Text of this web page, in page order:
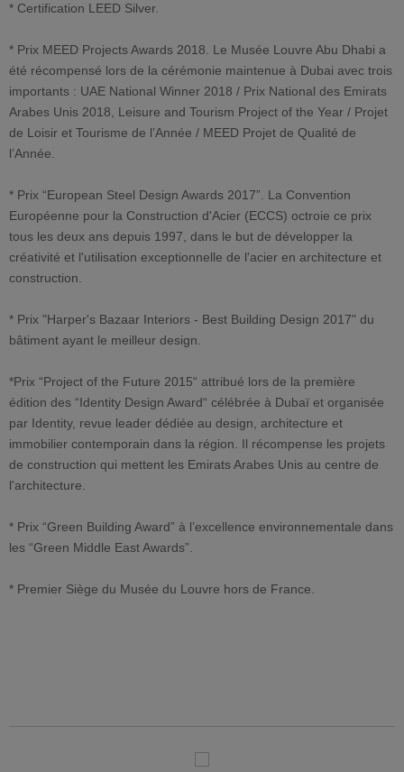
* Certification LEED Silver.
* Prix MEED Projects Awards 2018. Le Musée Louvre Abu Dhabi a
été récompensé lors de la cérémonie maintenue à Dubai avec trois
importants : UAE National Winner 2018 / Prix National des Emirats
Arabes Unis 2018, Leisure and Tourism Project of the Year / Projet
de Loisir et Tourisme de l’Année / MEED Projet de Qualité de
l’Année.
* Prix “European Steel Design Awards 2017”. La Convention
Européenne pour la Construction d'Acier (ECCS) octroie ce prix
tous les deux ans depuis 1997, dans le but de développer la
créativité et l'utilisation exceptionnelle de l'acier en architecture et
construction.
* Prix "Harper's Bazaar Interiors - Best Building Design 2017" du
bâtiment ayant le meilleur design.
*Prix “Project of the Future 2015“ attribué lors de la première
édition des “Identity Design Award“ célébrée à Dubaï et organisée
par Identity, revue leader dédiée au design, architecture et
immobilier contemporain dans la région. Il récompense les projets
de construction qui mettent les Emirats Arabes Unis au centre de
l'architecture.
* Prix “Green Building Award” à l’excellence environnementale dans
les “Green Middle East Awards”.
* Premier Siège du Musée du Louvre hors de France.